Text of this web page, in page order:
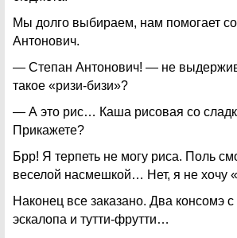
Мы долго выбираем, нам помогает
Антонович.
— Степан Антонович! — не
такое «ризи-бизи»?
— А это рис… Каша рисовая со
Прикажете?
Брр! Я терпеть не могу риса. Поль
веселой насмешкой… Нет, я не хочу
Наконец все заказано. Два консомэ
эскалопа и тутти-фрутти…